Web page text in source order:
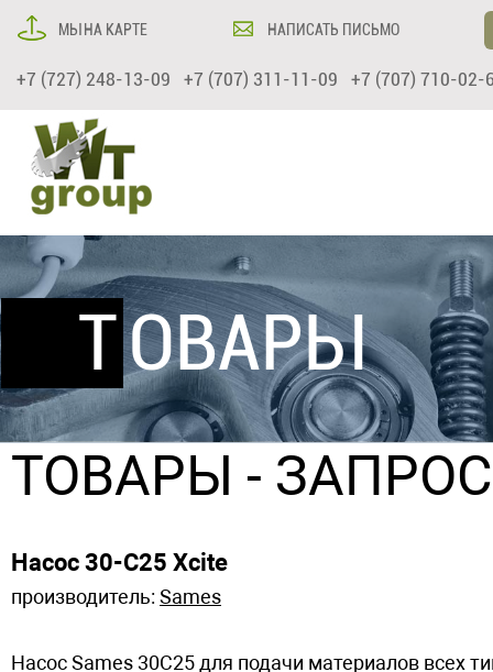
МЫ НА КАРТЕ НАПИСАТЬ ПИСЬМО
+7 (727) 248-13-09 +7 (707) 311-11-09 +7 (707) 710-02-
ТОВАРЫ
ТОВАРЫ -
Насос 30-C25 Xcite
производитель: Sames
Насос Sames 30C25 для подачи материалов всех